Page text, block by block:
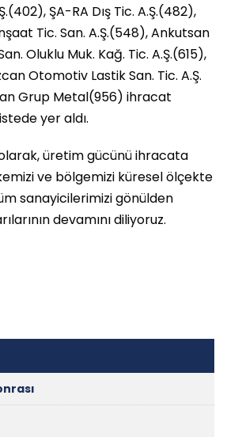
ŞA-RA Dış Tic. A.Ş.(482),
Tic. San. A.Ş.(548), Ankutsan
Oluklu Muk. Kağ. Tic. A.Ş.(615),
Otomotiv Lastik San. Tic. A.Ş.
Grup Metal(956) ihracat
yer aldı.
üretim gücünü ihracata
ve bölgemizi küresel ölçekte
sanayicilerimizi gönülden
devamını diliyoruz.